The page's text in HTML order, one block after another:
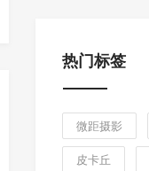
热门标签
微距摄影
皮卡丘